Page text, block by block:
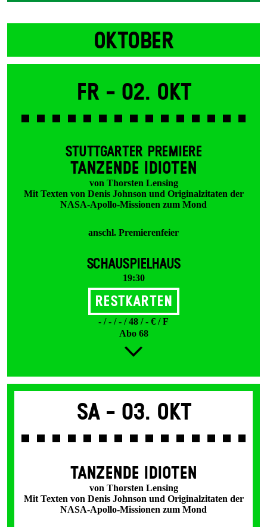
OKTOBER
Fr - 02. Okt
STUTTGARTER PREMIERE
TANZENDE IDIOTEN
von Thorsten Lensing
Mit Texten von Denis Johnson und Originalzitaten der
NASA-Apollo-Missionen zum Mond
anschl. Premierenfeier
SCHAUSPIELHAUS
19:30
Restkarten
- / - / - / 48 / - € / F
Abo 68
Sa - 03. Okt
TANZENDE IDIOTEN
von Thorsten Lensing
Mit Texten von Denis Johnson und Originalzitaten der
NASA-Apollo-Missionen zum Mond